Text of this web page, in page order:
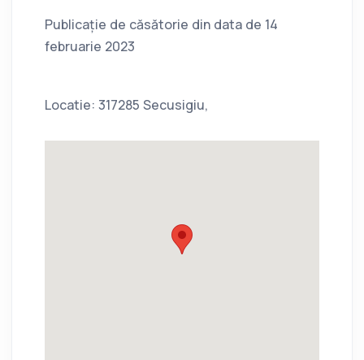
Publicație de căsătorie din data de 14
februarie 2023
Locatie: 317285 Secusigiu,